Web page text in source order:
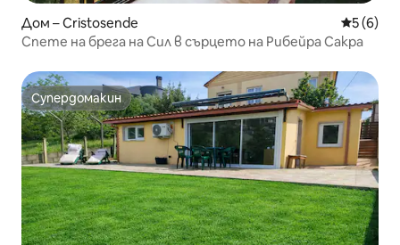
Дом – Cristosende Средна
5 (6)
Спете на брега на Сил в сърцето на Рибейра Сакра
Супердомакин
Супердомакин